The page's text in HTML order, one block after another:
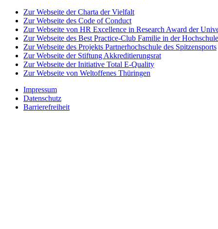
Zur Webseite der Charta der Vielfalt
Zur Webseite des Code of Conduct
Zur Webseite von HR Excellence in Research Award der
Zur Webseite des Best Practice-Club Familie in der Hochschule
Zur Webseite des Projekts Partnerhochschule des Spitzensports
Zur Webseite der Stiftung Akkreditierungsrat
Zur Webseite der Initiative Total E-Quality
Zur Webseite von Weltoffenes Thüringen
Impressum
Datenschutz
Barrierefreiheit